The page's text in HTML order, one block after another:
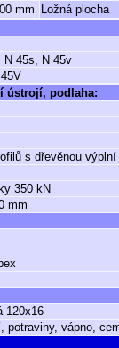
mm
Ložná plocha
N 45s, N 45v
ústrojí, podlaha:
s dřevěnou
350 kN
mm
120x16
potraviny, vápno,